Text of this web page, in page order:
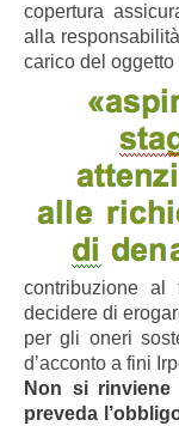
copertura
alla
carico del
contribuzione al
decidere di
per gli oneri
d’acconto a fini
Non si
preveda